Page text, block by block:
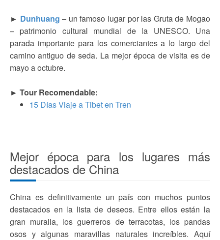
► Dunhuang – un famoso lugar por las Gruta de Mogao
– patrimonio cultural mundial de la UNESCO. Una
parada importante para los comerciantes a lo largo del
camino antiguo de seda. La mejor época de visita es de
mayo a octubre.
► Tour Recomendable:
15 Días Viaje a Tibet en Tren
Mejor época para los lugares más
destacados de China
China es definitivamente un país con muchos puntos
destacados en la lista de deseos. Entre ellos están la
gran muralla, los guerreros de terracotas, los pandas
osos y algunas maravillas naturales increíbles. Aquí